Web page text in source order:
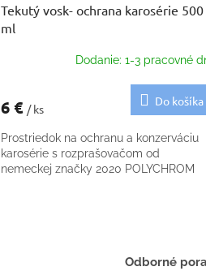
Tekutý vosk- ochrana karosérie 500
ml
Dodanie: 1-3 pracovné
6 € / ks
Do košíka
Prostriedok na ochranu a konzerváciu
karosérie s rozprašovačom od
nemeckej značky 2020 POLYCHROM
Odborné